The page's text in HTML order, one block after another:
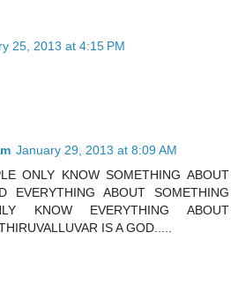
25, 2013 at 4:15 PM
January 29, 2013 at 8:09 AM
ONLY KNOW SOMETHING ABOUT
EVERYTHING ABOUT SOMETHING
KNOW EVERYTHING ABOUT
IS A GOD.....